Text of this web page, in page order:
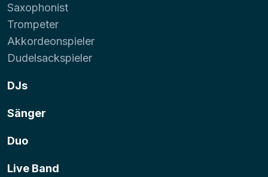
Saxophonist
Trompeter
Akkordeonspieler
Dudelsackspieler
DJs
Sänger
Duo
Live Band